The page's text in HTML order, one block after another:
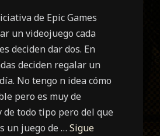
de Epic Games
un videojuego cada
deciden dar dos. En
deciden regalar un
No tengo n idea cómo
pero es muy de
de todo tipo pero del que
un juego de …Sigue